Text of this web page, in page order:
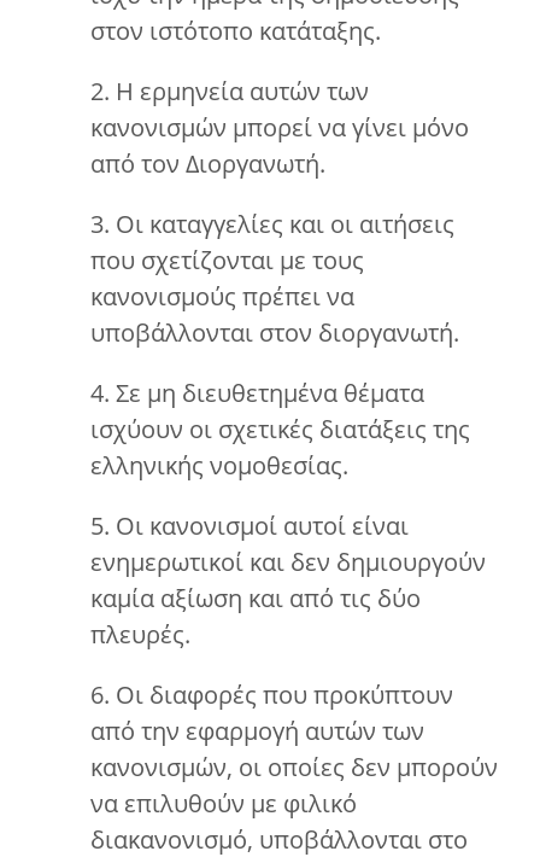
στον ιστότοπο κατάταξης.
2. Η ερμηνεία αυτών των
κανονισμών μπορεί να γίνει μόνο
από τον Διοργανωτή.
3. Οι καταγγελίες και οι αιτήσεις
που σχετίζονται με τους
κανονισμούς πρέπει να
υποβάλλονται στον διοργανωτή.
4. Σε μη διευθετημένα θέματα
ισχύουν οι σχετικές διατάξεις της
ελληνικής νομοθεσίας.
5. Οι κανονισμοί αυτοί είναι
ενημερωτικοί και δεν δημιουργούν
καμία αξίωση και από τις δύο
πλευρές.
6. Οι διαφορές που προκύπτουν
από την εφαρμογή αυτών των
κανονισμών, οι οποίες δεν μπορούν
να επιλυθούν με φιλικό
διακανονισμό, υποβάλλονται στο